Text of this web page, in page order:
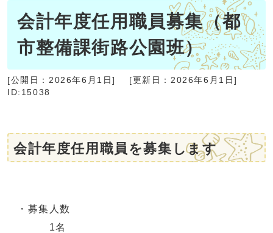
会計年度任用職員募集（都
市整備課街路公園班）
[公開日： 2026年6月1日] [更新日： 2026年6月1日]
ID:15038
会計年度任用職員を募集します
・募集人数
1名